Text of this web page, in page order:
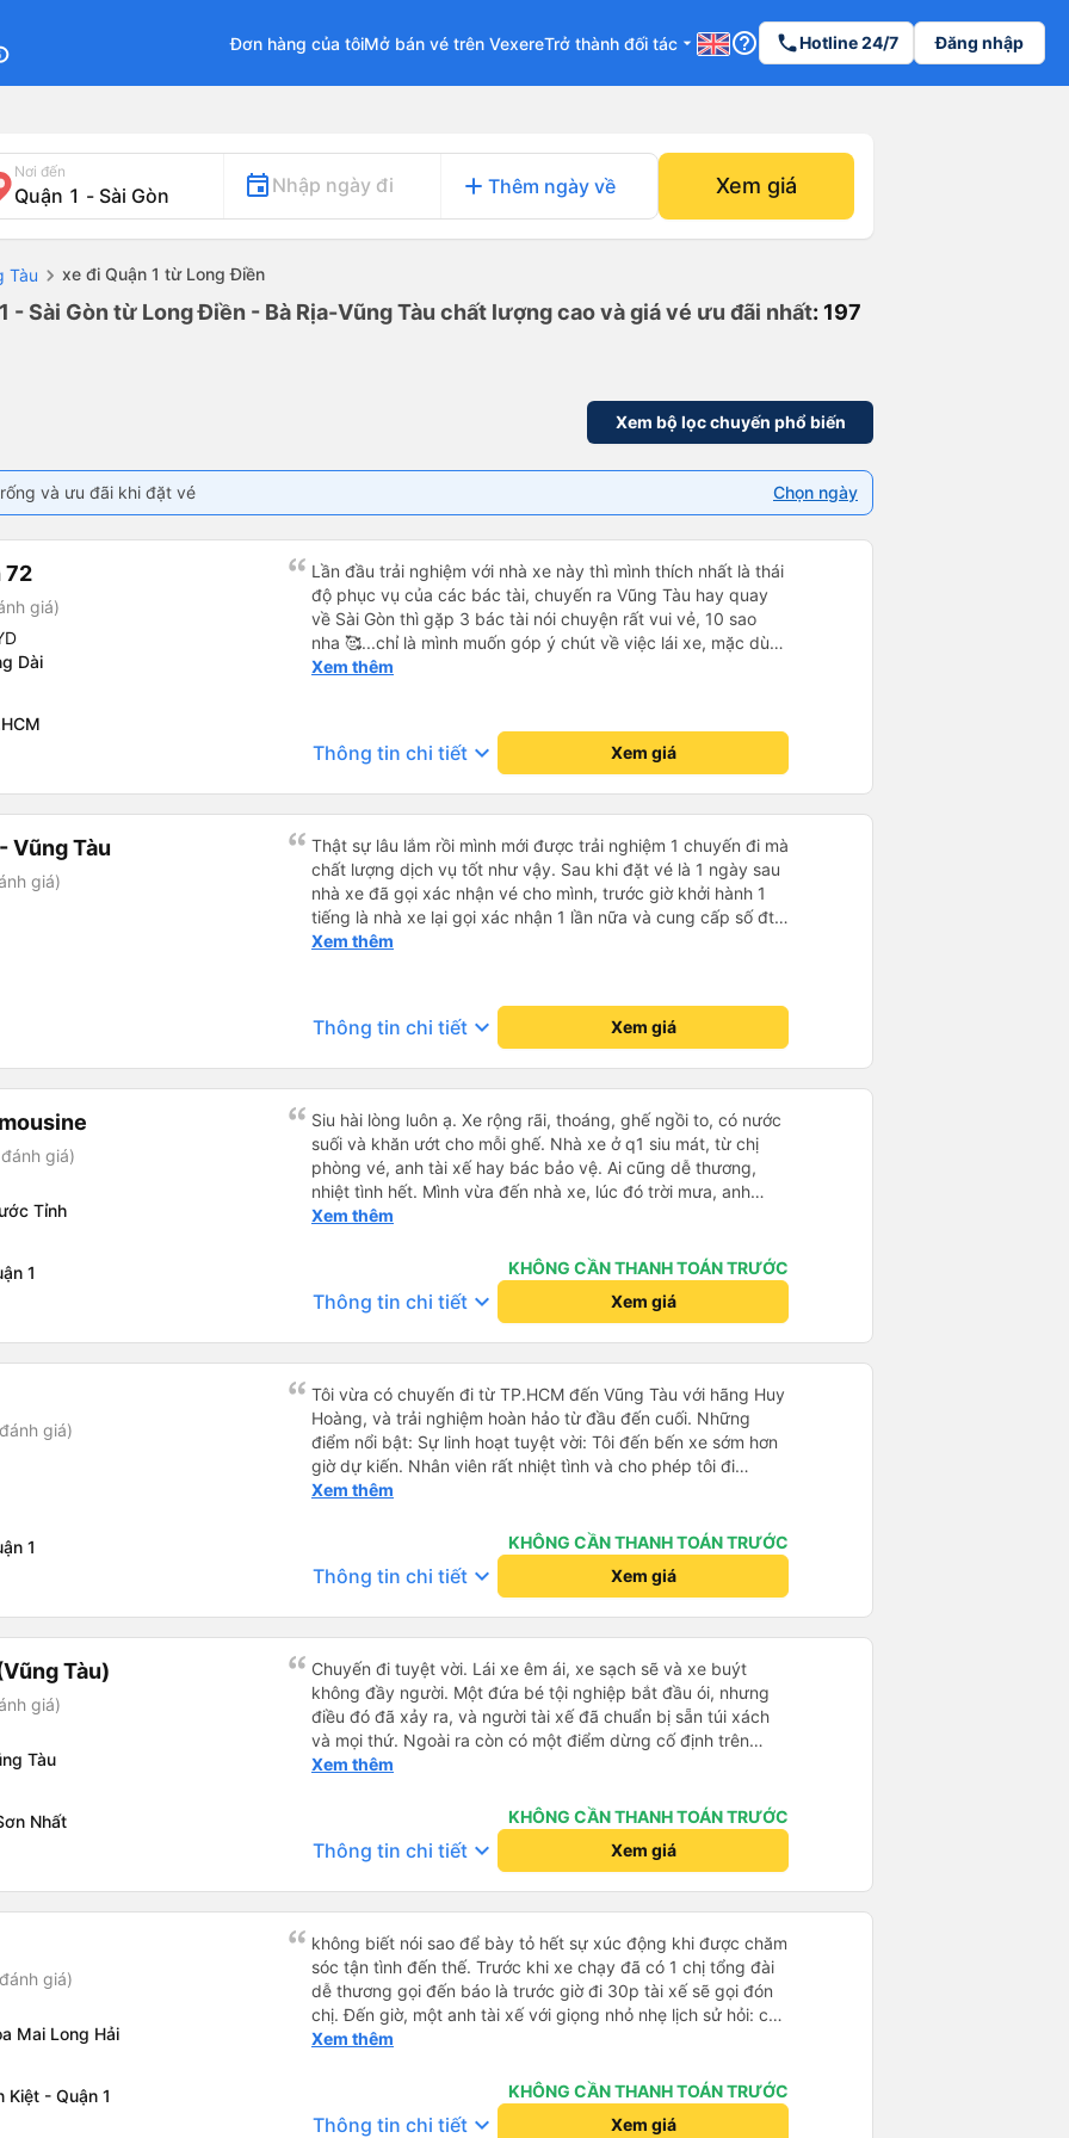
Đơn hàng của tôiMở bán vé trên VexereTrở thành đối tác arrow_drop_down help_outline phoneHotline 24/7 Đăng nhập
Nơi đến
Nhập ngày đi add Thêm ngày về Xem giá
Tàu xe đi Quận 1 từ Long Điền
- Sài Gòn từ Long Điền - Bà Rịa-Vũng Tàu chất lượng cao và giá vé ưu đãi nhất: 197
Xem bộ lọc chuyến phổ biến
và ưu đãi khi đặt vé Chọn ngày
72
giá)
Dài
Lần đầu trải nghiệm với nhà xe này thì mình thích nhất là thái
độ phục vụ của các bác tài, chuyến ra Vũng Tàu hay quay
về Sài Gòn thì gặp 3 bác tài nói chuyện rất vui vẻ, 10 sao
nha 🥰...chỉ là mình muốn góp ý chút về việc lái xe, mặc dù
mình nghĩ chắc mấy bác tài cũng thuộc dạng vững tay lái
cho dù là vì lý do giờ giấc bên nhà xe hay là gì thì mình cũng
mong các bác tài luôn cẩn thận vì sự an toàn của bản thân
giữ vững phong độ phục vụ này thì chắc chắn sẽ luôn đắc
khách 💐💐💐
Xem thêm
Thông tin chi tiết keyboard_arrow_down Xem giá
Vũng Tàu
giá)
Thật sự lâu lắm rồi mình mới được trải nghiệm 1 chuyến đi mà
chất lượng dịch vụ tốt như vậy. Sau khi đặt vé là 1 ngày sau
nhà xe đã gọi xác nhận vé cho mình, trước giờ khởi hành 1
tiếng là nhà xe lại gọi xác nhận 1 lần nữa và cung cấp số đt
của bác tài và số xe. Dịch vụ tốt, xe sạch sẽ và bác tài chạy
Xem thêm
Thông tin chi tiết keyboard_arrow_down Xem giá
giá)
Tỉnh
1
Siu hài lòng luôn ạ. Xe rộng rãi, thoáng, ghế ngồi to, có nước
suối và khăn ướt cho mỗi ghế. Nhà xe ở q1 siu mát, từ chị
phòng vé, anh tài xế hay bác bảo vệ. Ai cũng dễ thương,
nhiệt tình hết. Mình vừa đến nhà xe, lúc đó trời mưa, anh
nhân viên lập tức bung dù che cho mình vào nhà xe ngồi
lúc đến tận nơi lun. Đến Vũng Tàu còn được chở đến tận chỗ
mình sẽ ở (The Sóng) mà k mất thêm phí và cũng không cần
đổi xe để trung chuyển gì luôn. Sau khi đặt vé, nhà xe sẽ gọi
có dịp đi Vùng Tàu ❤️❤️❤️
Xem thêm
KHÔNG CẦN THANH TOÁN TRƯỚC
Thông tin chi tiết keyboard_arrow_down Xem giá
giá)
1
Tôi vừa có chuyến đi từ TP.HCM đến Vũng Tàu với hãng Huy
Hoàng, và trải nghiệm hoàn hảo từ đầu đến cuối. Những
điểm nổi bật: Sự linh hoạt tuyệt vời: Tôi đến bến xe sớm hơn
giờ dự kiến. Nhân viên rất nhiệt tình và cho phép tôi đi
chuyến xe sớm hơn vì còn chỗ trống. Điều này đã tiết kiệm
nghiệp và cẩn thận. Tôi cảm thấy rất an toàn suốt hành trình
vì lái xe êm ái và ổn định. Thoải mái &amp; Sạch sẽ: Xe
limousine sạch sẽ và ghế ngồi vô cùng thoải mái - hoàn hảo
tưởng: Chúng tôi có một điểm dừng chân 15 phút rất đúng
lúc tại quán Bò Sữa Long Thành Mỹ Xuân A trên đường
QL51. Đó là một địa điểm tuyệt vời để duỗi chân và ăn nhẹ.
Đưa đón thuận tiện: Dịch vụ thực sự là đưa đón tận cửa. Họ
đã đưa tôi thẳng đến The Song Apartment, điều này giúp kết
thúc chuyến đi của tôi dễ dàng và không gặp rắc rối. Thái
phục vụ tuyệt vời. Thân thiện, hiệu quả và chuyên nghiệp.
Rất nên chọn Huy Hoàng cho bất cứ ai đi lại giữa TP.HCM và
Vũng Tàu! Tôi chắc chắn sẽ chọn Huy Hoàng lần nữa.
Xem thêm
KHÔNG CẦN THANH TOÁN TRƯỚC
Thông tin chi tiết keyboard_arrow_down Xem giá
Tàu)
giá)
Tàu
Nhất
Chuyến đi tuyệt vời. Lái xe êm ái, xe sạch sẽ và xe buýt
không đầy người. Một đứa bé tội nghiệp bắt đầu ói, nhưng
điều đó đã xảy ra, và người tài xế đã chuẩn bị sẵn túi xách
và mọi thứ. Ngoài ra còn có một điểm dừng cố định trên
đường đến vubg tau
Xem thêm
KHÔNG CẦN THANH TOÁN TRƯỚC
Thông tin chi tiết keyboard_arrow_down Xem giá
giá)
Mai Long Hải
Kiệt - Quận 1
không biết nói sao để bày tỏ hết sự xúc động khi được chăm
sóc tận tình đến thế. Trước khi xe chạy đã có 1 chị tổng đài
dễ thương gọi đến báo là trước giờ đi 30p tài xế sẽ gọi đón
chị. Đến giờ, một anh tài xế với giọng nhỏ nhẹ lịch sử hỏi: chị
ở chỗ nào e đến đón. Tuy đường hơi đông nhưng anh tài xế
khác trên xe nhưng xe lại đi rất êm, không dằn sốc gì hết.
Mình để ý lần nào gọi khách anh tài xế cũng với cái giọng
Xem thêm
KHÔNG CẦN THANH TOÁN TRƯỚC
Thông tin chi tiết keyboard_arrow_down Xem giá